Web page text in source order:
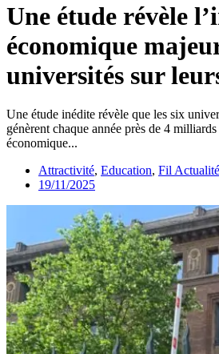
Une étude révèle
économique
universités sur
Une étude inédite révèle que les six
génèrent chaque année près de 4
économique...
Attractivité, Education, Fil
19/11/2025